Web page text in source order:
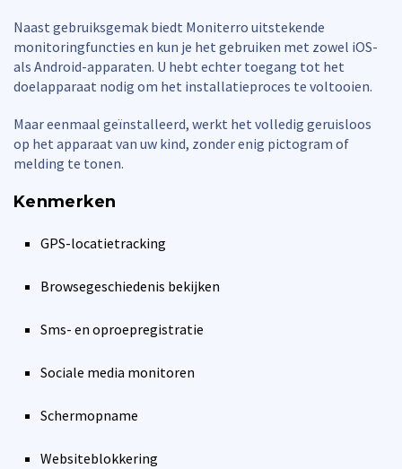
Naast gebruiksgemak biedt Moniterro uitstekende
monitoringfuncties en kun je het gebruiken met zowel iOS-
als Android-apparaten. U hebt echter toegang tot het
doelapparaat nodig om het installatieproces te voltooien.
Maar eenmaal geïnstalleerd, werkt het volledig geruisloos
op het apparaat van uw kind, zonder enig pictogram of
melding te tonen.
Kenmerken
GPS-locatietracking
Browsegeschiedenis bekijken
Sms- en oproepregistratie
Sociale media monitoren
Schermopname
Websiteblokkering